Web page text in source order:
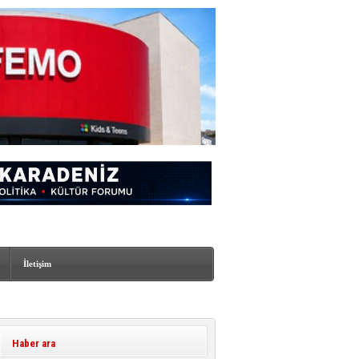
İletişim
Haber ara